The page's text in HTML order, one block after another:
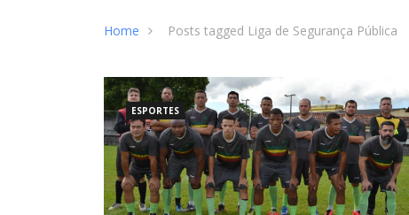
Home Posts tagged Liga de Segurança Pública
ESPORTES